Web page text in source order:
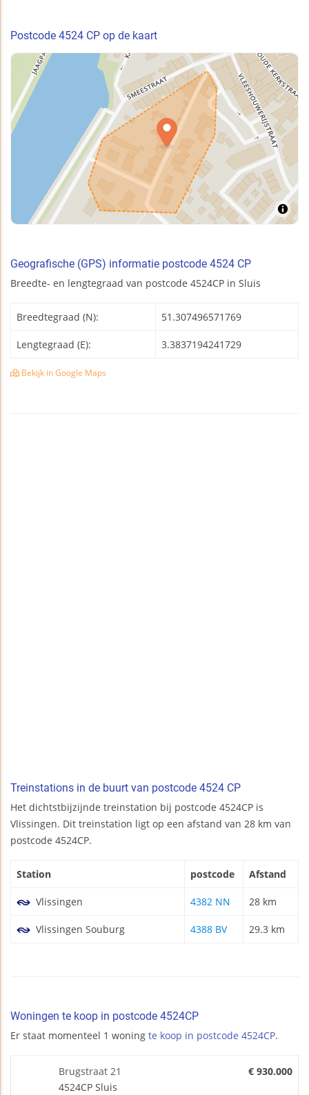
Postcode 4524 CP op de kaart
Geografische (GPS) informatie postcode 4524 CP
Breedte- en lengtegraad van postcode 4524CP in Sluis
Breedtegraad (N): 51.307496571769
Lengtegraad (E): 3.3837194241729
Bekijk in Google Maps
Treinstations in de buurt van postcode 4524 CP
Het dichtstbijzijnde treinstation bij postcode 4524CP is
Vlissingen. Dit treinstation ligt op een afstand van 28 km van
postcode 4524CP.
Station postcode Afstand
Vlissingen 4382 NN 28 km
Vlissingen Souburg 4388 BV 29.3 km
Woningen te koop in postcode 4524CP
Er staat momenteel 1 woning te koop in postcode 4524CP.
Brugstraat 21
4524CP Sluis
€ 930.000